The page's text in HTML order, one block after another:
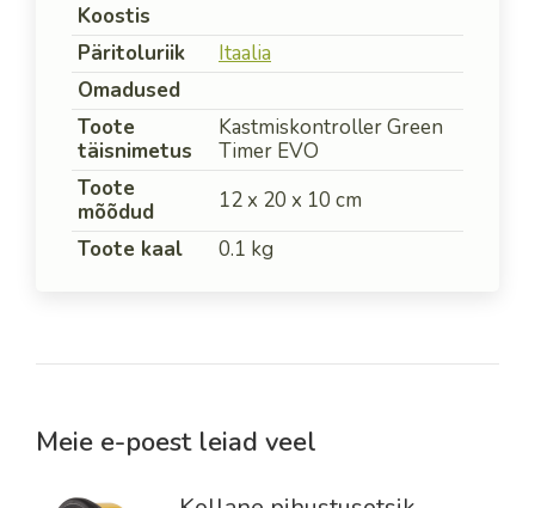
Koostis
Päritoluriik
Itaalia
Omadused
Toote
täisnimetus
Kastmiskontroller Green
Timer EVO
Toote
mõõdud
12 x 20 x 10 cm
Toote kaal
0.1 kg
Meie e-poest leiad veel